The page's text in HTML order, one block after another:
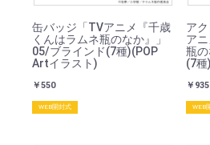
缶バッジ「TVアニメ『千歳
くんはラムネ瓶のなか』」
05/ブラインド(7種)(POP
Artイラスト)
￥550
WEB開封式
ア
ア
瓶
(7
￥935
WEB